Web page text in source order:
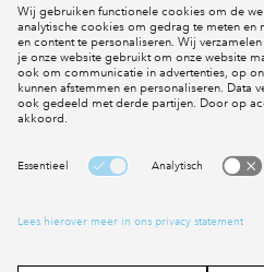
Social Media
Cookies